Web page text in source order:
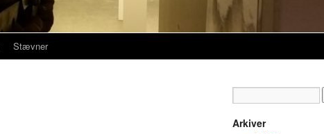
Stævner
Arkiver